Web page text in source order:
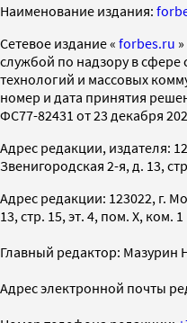
Наименование издания:
Cетевое издание « forbes.ru
службой по надзору в
технологий и массовых
номер и дата принятия
ФС77-82431 от 23 декабря
Адрес редакции, издателя:
Звенигородская 2-я, д. 13,
Адрес редакции: 123022, г.
13, стр. 15, эт. 4, пом. X, ком. 1
Главный редактор: Мазурин
Адрес электронной почты